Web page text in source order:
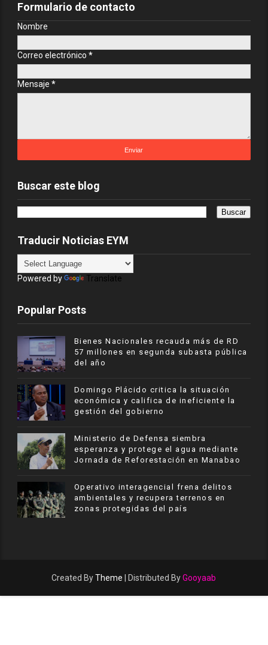
Formulario de contacto
Nombre
Correo electrónico *
Mensaje *
Buscar este blog
Traducir Noticias EYM
Powered by Translate
Popular Posts
Bienes Nacionales recauda más de RD
57 millones en segunda subasta pública
del año
​Domingo Plácido critica la situación
económica y califica de ineficiente la
gestión del gobierno
Ministerio de Defensa siembra
esperanza y protege el agua mediante
Jornada de Reforestación en Manabao
Operativo interagencial frena delitos
ambientales y recupera terrenos en
zonas protegidas del país
Created ByTheme | Distributed ByGooyaab